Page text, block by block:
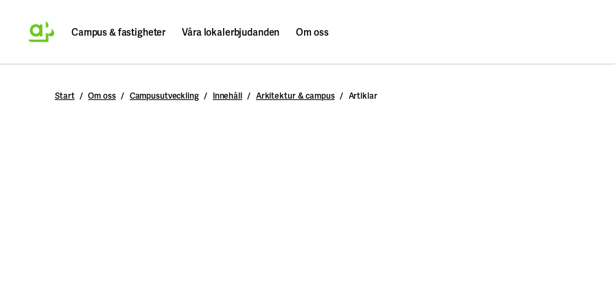
Campus & fastigheter Våra lokalerbjudanden Om oss
Sök
Start Om oss Campusutveckling Innehåll Arkitektur & campus Artiklar